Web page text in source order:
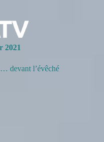
2021
devant l’évêché